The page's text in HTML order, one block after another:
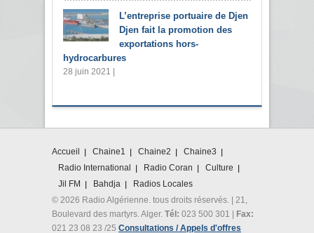
L’entreprise portuaire de Djen
Djen fait la promotion des
exportations hors-
hydrocarbures
28 juin 2021 |
Accueil Chaine1 Chaine2
Chaine3
Radio International
Radio Coran
Culture
Jil FM
Bahdja
Radios Locales
© 2026 Radio Algérienne. tous droits réservés. | 21,
Boulevard des martyrs. Alger. Tél: 023 500 301 |
Fax:
021 23 08 23 /25 Consultations / Appels d'offres